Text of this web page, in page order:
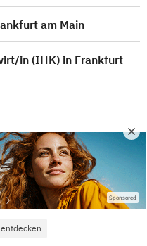
Sponsored
am Main
in (IHK) in Frankfurt
Für Hochschulen